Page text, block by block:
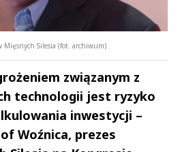
Mięsnych Silesia (fot. archiwum)
związanym z
technologii jest ryzyko
inwestycji –
Woźnica, prezes